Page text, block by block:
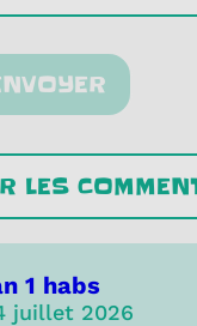
LES
1 habs
juillet 2026